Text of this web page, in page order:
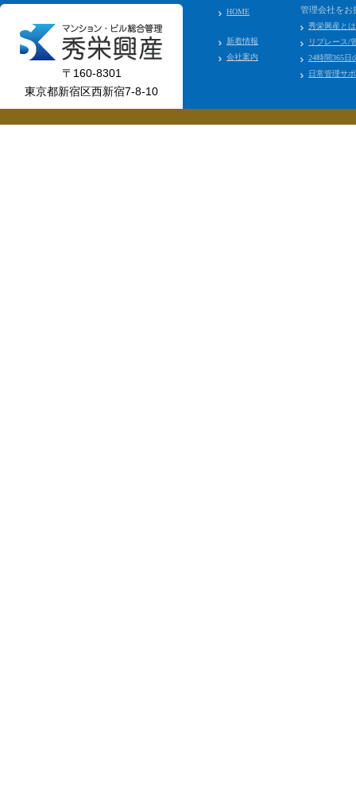
〒160-8301
東京都新宿区西新宿7-8-10
HOME
新着情報
会社案内
管理会社をお
秀栄興産とは
リプレース/
24時間365日
日常管理サ